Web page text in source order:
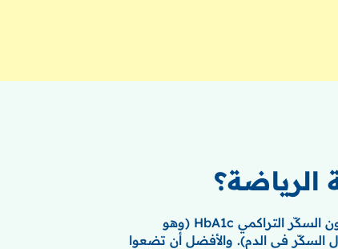
الرياضة؟
ثبُت أن النشاط البدني يقلل مخزون السكّر التراكمي HbA1c (وهو
السكّر في الدم). والأفضل أن تضعوا